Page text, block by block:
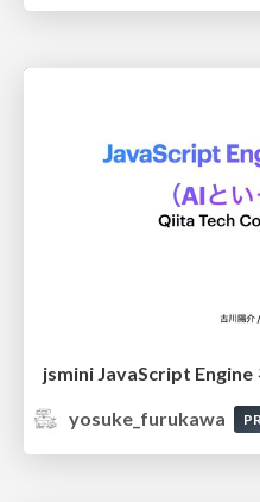
jsmini JavaScript Engine
yosuke_furukawa